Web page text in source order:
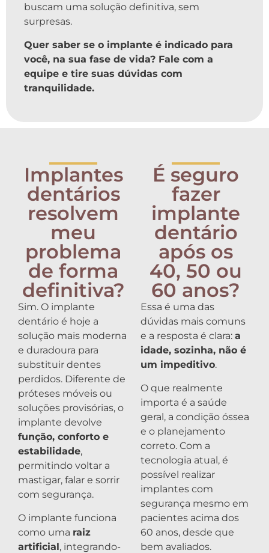
buscam uma solução definitiva, sem
surpresas.
Quer saber se o implante é indicado para
você, na sua fase de vida? Fale com a
equipe e tire suas dúvidas com
tranquilidade.
Implantes
dentários
resolvem
meu
problema
de forma
definitiva?
Sim. O implante
dentário é hoje a
solução mais moderna
e duradoura para
substituir dentes
perdidos. Diferente de
próteses móveis ou
soluções provisórias, o
implante devolve
função, conforto e
estabilidade,
permitindo voltar a
mastigar, falar e sorrir
com segurança.
O implante funciona
como uma raiz
artificial, integrando-
É seguro
fazer
implante
dentário
após os
40, 50 ou
60 anos?
Essa é uma das
dúvidas mais comuns
e a resposta é clara: a
idade, sozinha, não é
um impeditivo.
O que realmente
importa é a saúde
geral, a condição óssea
e o planejamento
correto. Com a
tecnologia atual, é
possível realizar
implantes com
segurança mesmo em
pacientes acima dos
60 anos, desde que
bem avaliados.